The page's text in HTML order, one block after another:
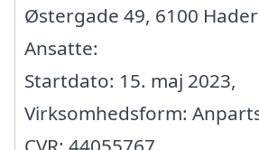
Østergade 49, 6100
Ansatte:
Startdato: 15. maj 2023,
Virksomhedsform: